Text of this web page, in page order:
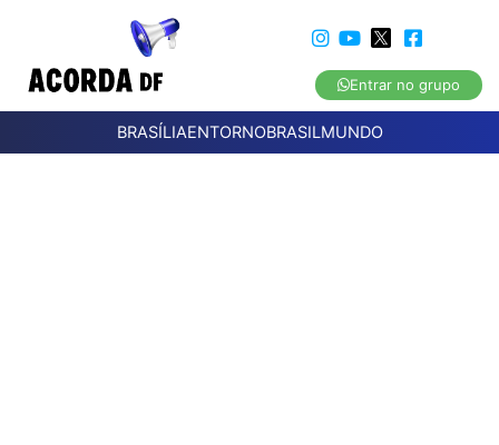
Entrar no grupo
BRASÍLIAENTORNOBRASILMUNDO